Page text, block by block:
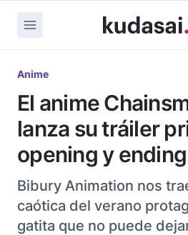
Anime
El anime
lanza su tráiler
opening y ending
Bibury Animation nos
caótica del verano
gatita que no puede